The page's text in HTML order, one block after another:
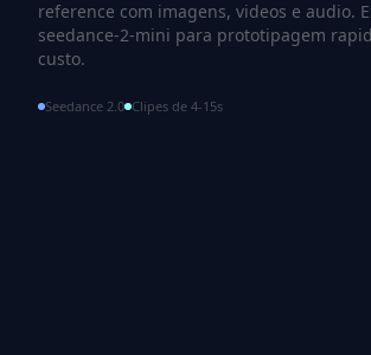
reference com imagens, videos e audio.
seedance-2-mini para prototipagem
custo.
Seedance 2.0 Clipes de 4-15s